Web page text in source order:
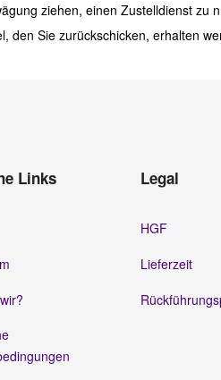
ziehen, einen Zustelldienst
den Sie zurückschicken, erhalten
Links Legal
HGF
Lieferzeit